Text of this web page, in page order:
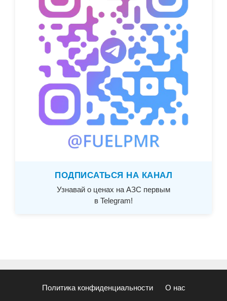
ПОДПИСАТЬСЯ НА КАНАЛ
Узнавай о ценах на АЗС первым
в Telegram!
Политика конфиденциальности О нас